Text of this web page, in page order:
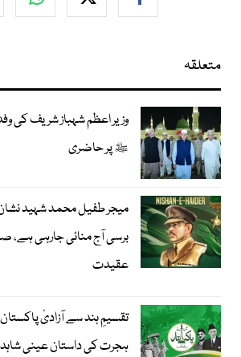
متعلقہ
وزیر اعظم شہباز شریف کی
ﷺ پر حاضری
برسی آج منائی جارہی ہے،
عقیدت
تقسیمِ ہند سے آزادیٔ پاکستان
ہجرت کی داستان عینی شاہد